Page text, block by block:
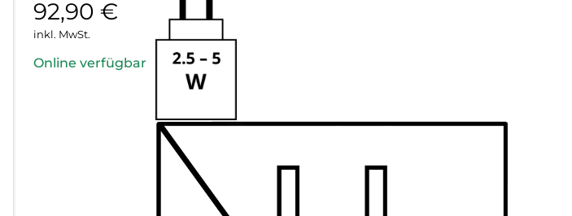
92,90 €
inkl. MwSt.
Online verfügbar